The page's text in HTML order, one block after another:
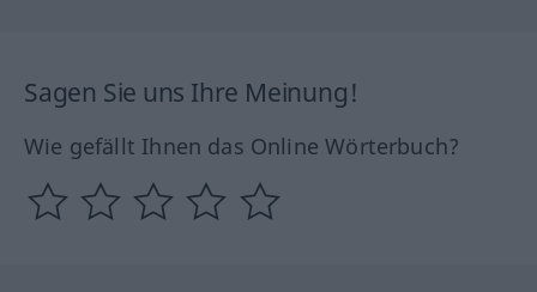
Sagen Sie uns Ihre Meinung!
Wie gefällt Ihnen das Online Wörterbuch?